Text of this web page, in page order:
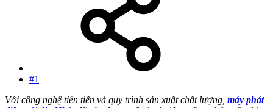
#1
Với công nghệ tiên tiến và quy trình sản xuất chất lượng, máy phát